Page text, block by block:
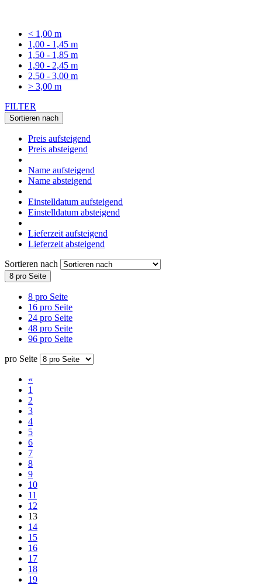
< 1,00 m
1,00 - 1,45 m
1,50 - 1,85 m
1,90 - 2,45 m
2,50 - 3,00 m
> 3,00 m
FILTER
Sortieren nach
Preis aufsteigend
Preis absteigend
Name aufsteigend
Name absteigend
Einstelldatum aufsteigend
Einstelldatum absteigend
Lieferzeit aufsteigend
Lieferzeit absteigend
Sortieren nach
8 pro Seite
8 pro Seite
16 pro Seite
24 pro Seite
48 pro Seite
96 pro Seite
pro Seite
«
1
2
3
4
5
6
7
8
9
10
11
12
13
14
15
16
17
18
19